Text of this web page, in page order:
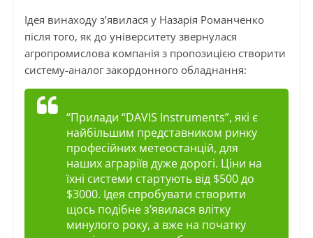
Ідея винаходу з’явилася у Назарія Романченко
після того, як до університету звернулася
агропромислова компанія з пропозицією створити
систему-аналог закордонного обладнання:
“Прилади “DAVIS Instruments”, які є
найбільшим представником ринку
професійних метеостанцій, для
наших аграріїв дуже дорогі. Ціни на
їхні системи стартують від $500 до
$3000. Ідея спробувати створити
щось подібне з’явилася влітку
минулого року, а вже на початку